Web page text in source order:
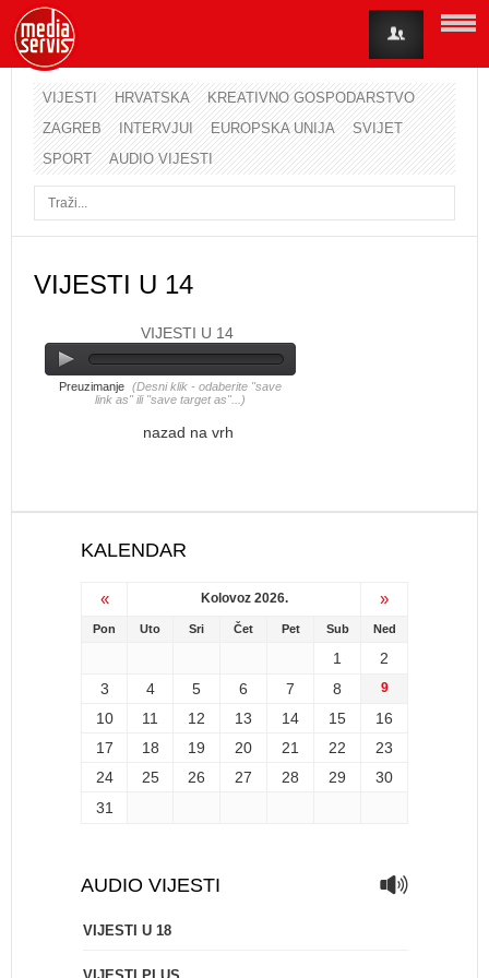
VIJESTI HRVATSKA
KREATIVNO GOSPODARSTVO
ZAGREB
INTERVJUI EUROPSKA UNIJA
SVIJET
SPORT
AUDIO VIJESTI
VIJESTI U 14
VIJESTI U 14
Preuzimanje (Desni klik - odaberite "save
link as" ili "save target as"...)
nazad na vrh
KALENDAR
« Kolovoz 2026. »
Pon Uto Sri Čet Pet Sub Ned
1
2
3
4 5 6 7 8 9
10 11 12 13 14 15
16
17
18 19 20 21 22
23
24
25 26 27 28 29
30
31
AUDIO VIJESTI
VIJESTI U 18
Korisničko ime
Lozinka
Zaboravili ste lozinku?